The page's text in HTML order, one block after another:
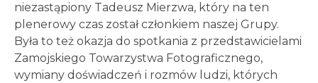
niezastąpiony Tadeusz Mierzwa, który na ten
plenerowy czas został członkiem naszej Grupy.
Była to też okazja do spotkania z przedstawicielami
Zamojskiego Towarzystwa Fotograficznego,
wymiany doświadczeń i rozmów ludzi, których